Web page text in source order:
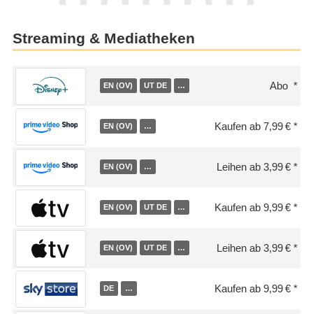
Streaming & Mediatheken
EN (OV) UT DE … Abo
EN (OV) … Kaufen ab 7,99 €
EN (OV) … Leihen ab 3,99 €
EN (OV) UT DE … Kaufen ab 9,99 €
EN (OV) UT DE … Leihen ab 3,99 €
DE … Kaufen ab 9,99 €